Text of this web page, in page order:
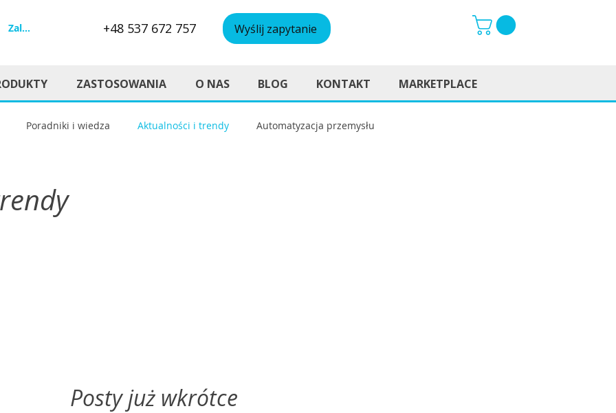
Zaloguj się +48 537 672 757 Wyślij zapytanie
ZASTOSOWANIA O NAS BLOG KONTAKT MARKETPLACE
Poradniki i wiedza Aktualności i trendy Automatyzacja przemysłu
Posty już wkrótce